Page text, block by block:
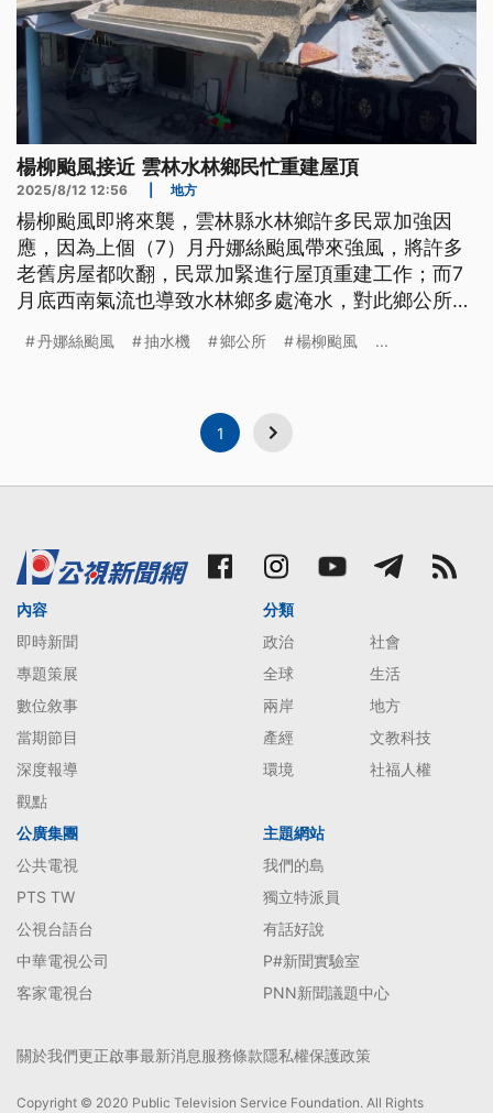
楊柳颱風接近 雲林水林鄉民忙重建屋頂
2025/8/12 12:56 地方
楊柳颱風即將來襲，雲林縣水林鄉許多民眾加強因
應，因為上個（7）月丹娜絲颱風帶來強風，將許多
老舊房屋都吹翻，民眾加緊進行屋頂重建工作；而7
月底西南氣流也導致水林鄉多處淹水，對此鄉公所則
少災損。
丹娜絲颱風 抽水機 鄉公所 楊柳颱風 ...
1
內容
即時新聞
專題策展
數位敘事
當期節目
深度報導
觀點
分類
政治
社會
全球
生活
兩岸
地方
產經
文教科技
環境
社福人權
公廣集團
公共電視
PTS TW
公視台語台
中華電視公司
客家電視台
主題網站
我們的島
獨立特派員
有話好說
P#新聞實驗室
PNN新聞議題中心
關於我們更正啟事最新消息服務條款隱私權保護政策
Copyright © 2020 Public Television Service Foundation. All Rights